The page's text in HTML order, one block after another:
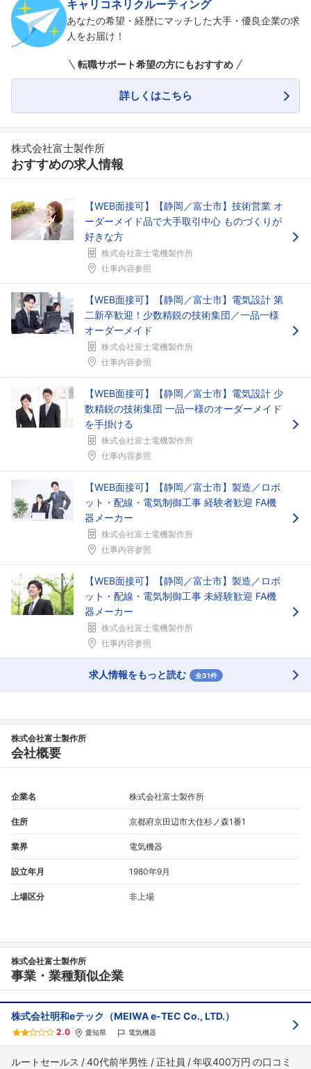
フォローしました
こちらの企業もフォローしませんか？
キャリコネリクルーティング
あなたの希望・経歴にマッチした大手・優良企業の求
人をお届け！
転職サポート希望の方にもおすすめ
詳しくはこちら
株式会社富士製作所
おすすめの求人情報
【WEB面接可】【静岡／富士市】技術営業 オ
ーダーメイド品で大手取引中心 ものづくりが
好きな方
株式会社富士電機製作所
仕事内容参照
【WEB面接可】【静岡／富士市】電気設計 第
二新卒歓迎！少数精鋭の技術集団／一品一様
オーダーメイド
株式会社富士電機製作所
仕事内容参照
【WEB面接可】【静岡／富士市】電気設計 少
数精鋭の技術集団 一品一様のオーダーメイド
を手掛ける
株式会社富士電機製作所
仕事内容参照
【WEB面接可】【静岡／富士市】製造／ロボ
ット・配線・電気制御工事 経験者歓迎 FA機
器メーカー
株式会社富士電機製作所
仕事内容参照
【WEB面接可】【静岡／富士市】製造／ロボ
ット・配線・電気制御工事 未経験歓迎 FA機
器メーカー
株式会社富士電機製作所
仕事内容参照
求人情報をもっと読む 全31件
株式会社富士製作所
会社概要
企業名 株式会社富士製作所
住所 京都府京田辺市大住杉ノ森1番1
業界 電気機器
設立年月 1980年9月
上場区分 非上場
株式会社富士製作所
事業・業種類似企業
株式会社明和eテック（MEIWA e-TEC Co., LTD.）
2.0 愛知県 電気機器
ルートセールス 40代前半男性 正社員 年収400万円